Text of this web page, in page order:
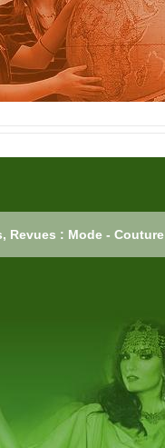
Revues : Mode - Couture